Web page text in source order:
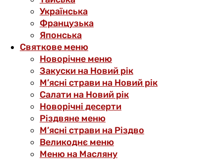
Українська
Французька
Японська
Святкове меню
Новорічне меню
Закуски на Новий рік
М’ясні страви на Новий рік
Салати на Новий рік
Новорічні десерти
Різдвяне меню
М’ясні страви на Різдво
Великоднє меню
Меню на Масляну